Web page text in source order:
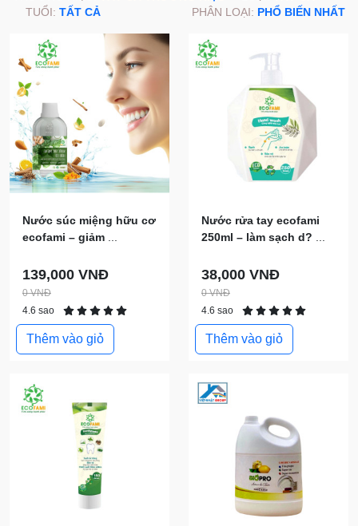
TUỔI: TẤT CẢ PHÂN LOẠI: PHỔ BIẾN NHẤT
Nước súc miệng hữu cơ
ecofami – giảm
139,000 VNĐ
0 VNĐ
4.6 sao
Thêm vào giỏ
Nước rửa tay ecofami
250ml – làm sạch d?
38,000 VNĐ
0 VNĐ
4.6 sao
Thêm vào giỏ